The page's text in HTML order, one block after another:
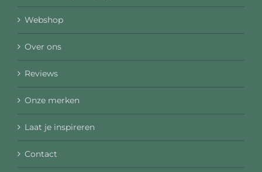
Webshop
Over ons
Reviews
Onze merken
Laat je inspireren
Contact